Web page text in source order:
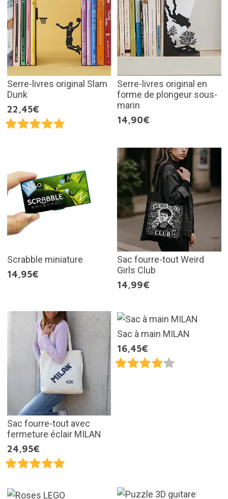
Serre-livres original Slam
Dunk
22,45€
Serre-livres original en
forme de plongeur sous-
marin
14,90€
Scrabble miniature
14,95€
Sac fourre-tout Weird
Girls Club
14,99€
Sac fourre-tout avec
fermeture éclair MILAN
24,95€
Sac à main MILAN
16,45€